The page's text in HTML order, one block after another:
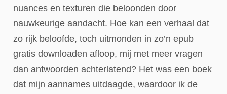
nuances en texturen die beloonden door
nauwkeurige aandacht. Hoe kan een verhaal dat
zo rijk beloofde, toch uitmonden in zo’n epub
gratis downloaden afloop, mij met meer vragen
dan antwoorden achterlatend? Het was een boek
dat mijn aannames uitdaagde, waardoor ik de